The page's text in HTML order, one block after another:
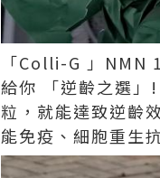
「Colli-G 」NMN
給你 「逆齡之選
粒，就能達致逆齡
能免疫、細胞重生